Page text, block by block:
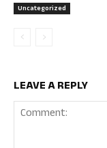
Uncategorized
LEAVE A REPLY